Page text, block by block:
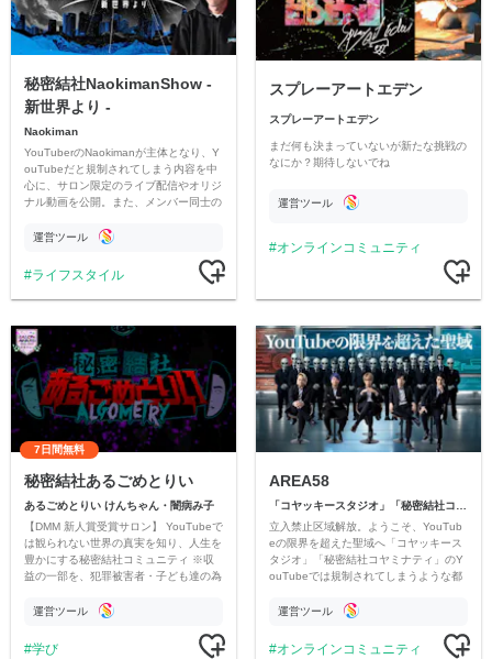
秘密結社NaokimanShow -
新世界より -
Naokiman
YouTuberのNaokimanが主体となり、Y
ouTubeだと規制されてしまう内容を中
心に、サロン限定のライブ配信やオリジ
ナル動画を公開。また、メンバー同士の
ただいています。
運営ツール
ライフスタイル
スプレーアートエデン
スプレーアートエデン
まだ何も決まっていないが新たな挑戦の
なにか？期待しないでね
運営ツール
オンラインコミュニティ
7日間無料
秘密結社あるごめとりい
あるごめとりい けんちゃん・闇病み子
【DMM 新人賞受賞サロン】 YouTubeで
は観られない世界の真実を知り、人生を
豊かにする秘密結社コミュニティ ※収
益の一部を、犯罪被害者・子ども達の為
す運営ツール
学び
AREA58
立入禁止区域解放。ようこそ、YouTub
eの限界を超えた聖域へ「コヤッキース
タジオ」「秘密結社コヤミナティ」のY
ouTubeでは規制されてしまうような都
公開。
運営ツール
オンラインコミュニティ